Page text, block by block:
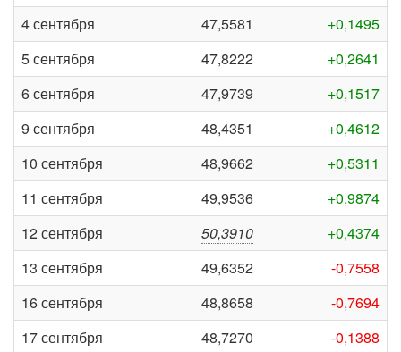
4 сентября
47,5581
+0,1495
5 сентября
47,8222
+0,2641
6 сентября
47,9739
+0,1517
9 сентября
48,4351
+0,4612
10 сентября
48,9662
+0,5311
11 сентября
49,9536
+0,9874
12 сентября
50,3910
+0,4374
13 сентября
49,6352
-0,7558
16 сентября
48,8658
-0,7694
17 сентября
48,7270
-0,1388